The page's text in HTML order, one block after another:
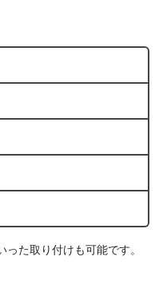
た取り付けも可能です。